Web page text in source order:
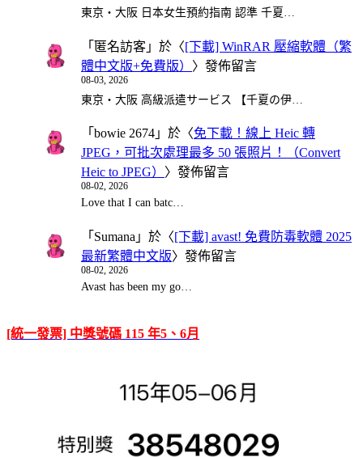
東京・大阪 日本女生預約指南 認準 千夏…
「 匿名訪客 」於〈[下載] WinRAR 壓縮軟體（繁
體中文版+免費版） 〉發佈留言
08-03, 2026
東京・大阪 高級派遣サービス 【千夏の伊…
「 bowie 2674 」於〈免下載！線上 Heic 轉
JPEG，可批次處理最多 50 張照片！（Convert
Heic to JPEG） 〉發佈留言
08-02, 2026
Love that I can batc…
「 Sumana 」於〈[下載] avast! 免費防毒軟體 2025
最新繁體中文版〉發佈留言
08-02, 2026
Avast has been my go…
[統一發票] 中獎號碼 115 年5、6月